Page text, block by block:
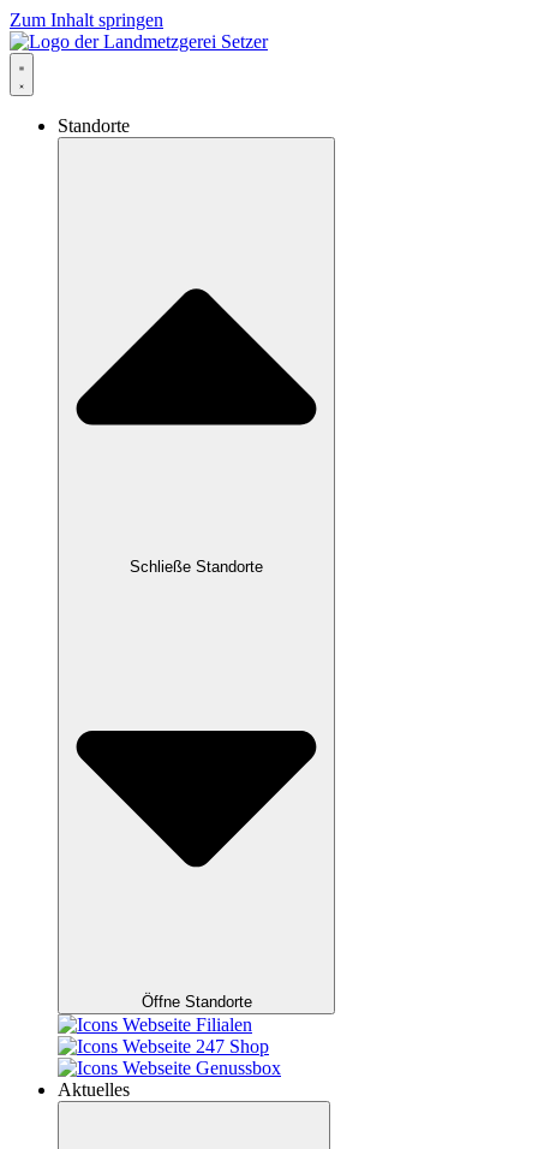
Zum Inhalt springen
Standorte
Schließe Standorte
Öffne Standorte
Aktuelles